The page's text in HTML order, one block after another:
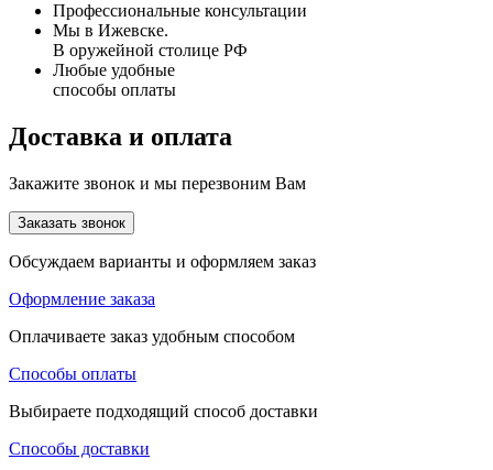
Профессиональные консультации
Мы в Ижевске.
В оружейной столице РФ
Любые удобные
способы оплаты
Доставка и оплата
Закажите звонок и мы перезвоним Вам
Заказать звонок
Обсуждаем варианты и оформляем заказ
Оформление заказа
Оплачиваете заказ удобным способом
Способы оплаты
Выбираете подходящий способ доставки
Способы доставки